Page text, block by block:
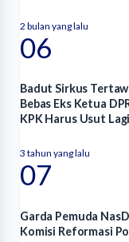
2 bulan yang lalu
06
Badut Sirkus
Bebas Eks Ketua
KPK Harus Usut
3 tahun yang lalu
07
Garda Pemuda
Komisi Reformasi